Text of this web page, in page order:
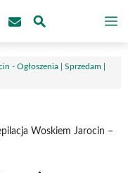
- Ogłoszenia | Sprzedam |
Woskiem Jarocin –